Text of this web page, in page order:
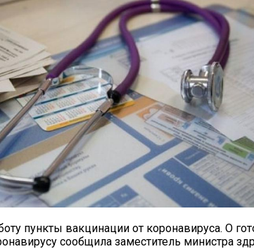
пункты вакцинации от коронавируса. О
сообщила заместитель министра